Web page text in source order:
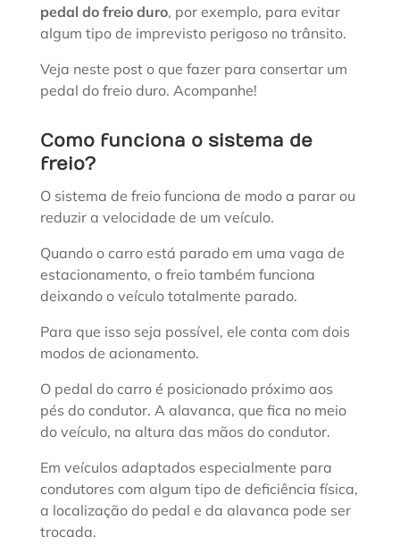
pedal do freio duro, por exemplo, para evitar
algum tipo de imprevisto perigoso no trânsito.
Veja neste post o que fazer para consertar um
pedal do freio duro. Acompanhe!
Como funciona o sistema de
freio?
O sistema de freio funciona de modo a parar ou
reduzir a velocidade de um veículo.
Quando o carro está parado em uma vaga de
estacionamento, o freio também funciona
deixando o veículo totalmente parado.
Para que isso seja possível, ele conta com dois
modos de acionamento.
O pedal do carro é posicionado próximo aos
pés do condutor. A alavanca, que fica no meio
do veículo, na altura das mãos do condutor.
Em veículos adaptados especialmente para
condutores com algum tipo de deficiência física,
a localização do pedal e da alavanca pode ser
trocada.